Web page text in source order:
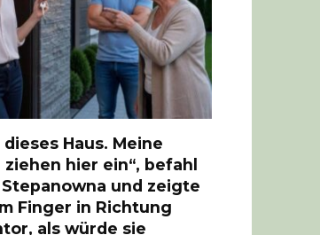
dieses Haus. Meine
ziehen hier ein“, befahl
Stepanowna und zeigte
Finger in Richtung
als würde sie